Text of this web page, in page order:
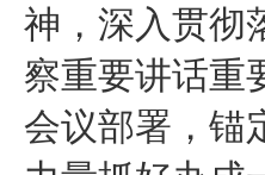
神，深入贯彻
察重要讲话重
会议部署，锚